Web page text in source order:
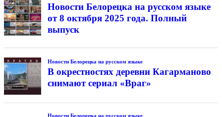
Новости Белорецка на русском языке
от 8 октября 2025 года. Полный
выпуск
Новости Белорецка на русском языке
В окрестностях деревни Кагарманово
снимают сериал «Враг»
Новости Белорецка на русском языке